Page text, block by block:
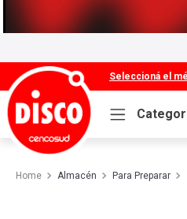
Seleccioná el
Almacén Para Preparar